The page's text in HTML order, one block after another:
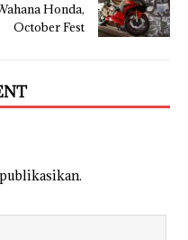
Honda,
October Fest